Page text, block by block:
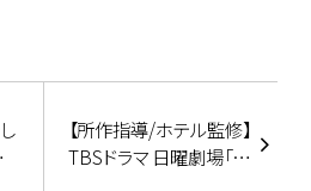
【所作指導/ホテル監修】
TBSドラマ 日曜劇場「ラ